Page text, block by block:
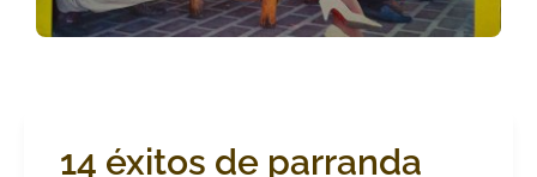
14 éxitos de parranda